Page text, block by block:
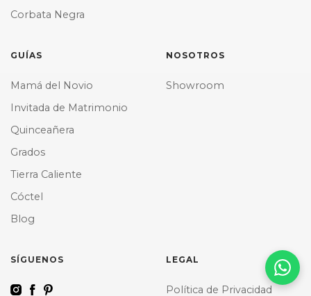
Corbata Negra
GUÍAS
Mamá del Novio
Invitada de Matrimonio
Quinceañera
Grados
Tierra Caliente
Cóctel
Blog
NOSOTROS
Showroom
SÍGUENOS LEGAL
Política de Privacidad